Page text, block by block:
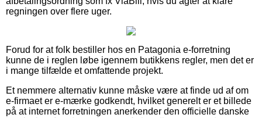
regningen over flere uger.
Forud for at folk bestiller hos en Patagonia e-forretning
kunne de i reglen løbe igennem butikkens regler, men det er
i mange tilfælde et omfattende projekt.
Et nemmere alternativ kunne måske være at finde ud af om
e-firmaet er e-mærke godkendt, hvilket generelt er et billede
på at internet forretningen anerkender den officielle danske